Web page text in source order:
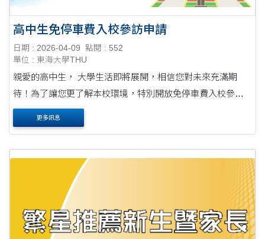
高中生免停車費入校參訪申請
日期 : 2026-04-09
點閱 : 552
單位 : 東海大學THU
親愛的高中生， 大學生活即將展開，相信您對未來充滿期
待！為了讓您更了解本校環境，特別開放免停車費入校參訪
申請，誠摯邀請您來走走看看，感受校園的氛圍與生活步
更多訊息